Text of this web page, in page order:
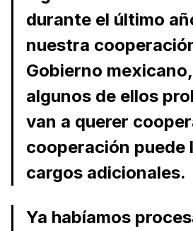
durante el último
nuestra
Gobierno
algunos de ellos
van a querer
cooperación puede
cargos adicionales.
Ya habíamos